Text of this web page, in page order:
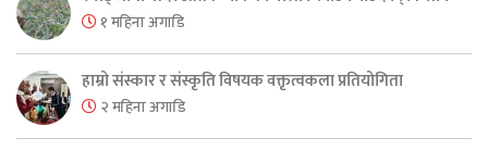
१ महिना अगाडि
हाम्रो संस्कार र संस्कृति विषयक वक्तृत्वकला प्रतियोगिता
२ महिना अगाडि